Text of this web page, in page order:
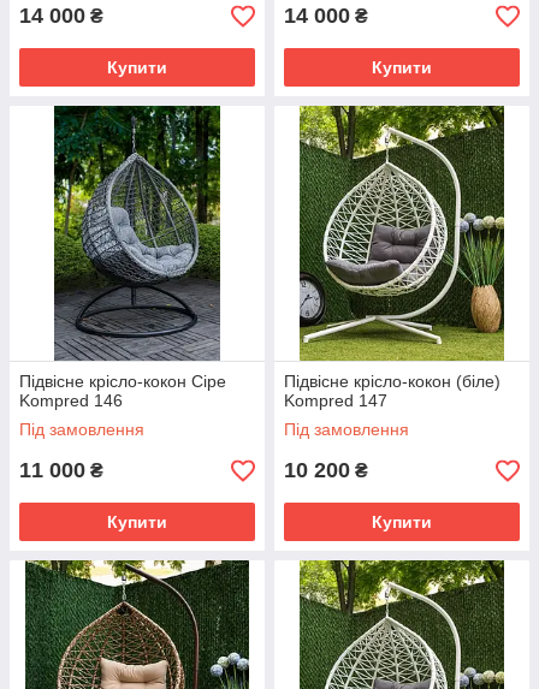
14 000 ₴
Купити
14 000 ₴
Купити
Підвісне крісло-кокон Сіре
Kompred 146
Під замовлення
11 000 ₴
Купити
Підвісне крісло-кокон (біле)
Kompred 147
Під замовлення
10 200 ₴
Купити